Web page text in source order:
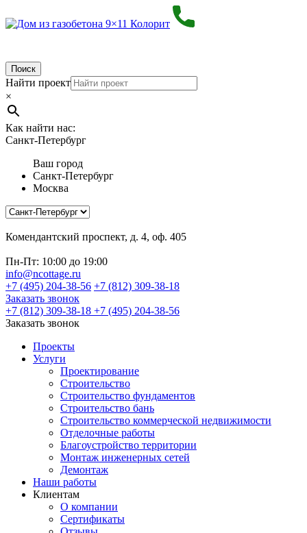
Поиск
Найти проект
×
Как найти нас:
Санкт-Петербург
Ваш город
Санкт-Петербург
Москва
Комендантский проспект, д. 4, оф. 405
Пн-Пт: 10:00 до 19:00
info@ncottage.ru
+7 (495) 204-38-56 +7 (812) 309-38-18
Заказать звонок
+7 (812) 309-38-18 +7 (495) 204-38-56
Заказать звонок
Проекты
Услуги
Проектирование
Строительство
Строительство фундаментов
Строительство бань
Строительство коммерческой недвижимости
Отделочные работы
Благоустройство территории
Монтаж инженерных сетей
Демонтаж
Наши работы
Клиентам
О компании
Сертификаты